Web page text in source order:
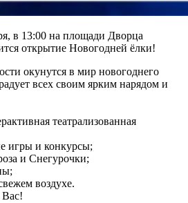
в 13:00 на площади Дворца
открытие Новогодней ёлки!
окунутся в мир новогоднего
всех своим ярким нарядом и
театрализованная
игры и конкурсы;
и Снегурочки;
воздухе.
Вас!